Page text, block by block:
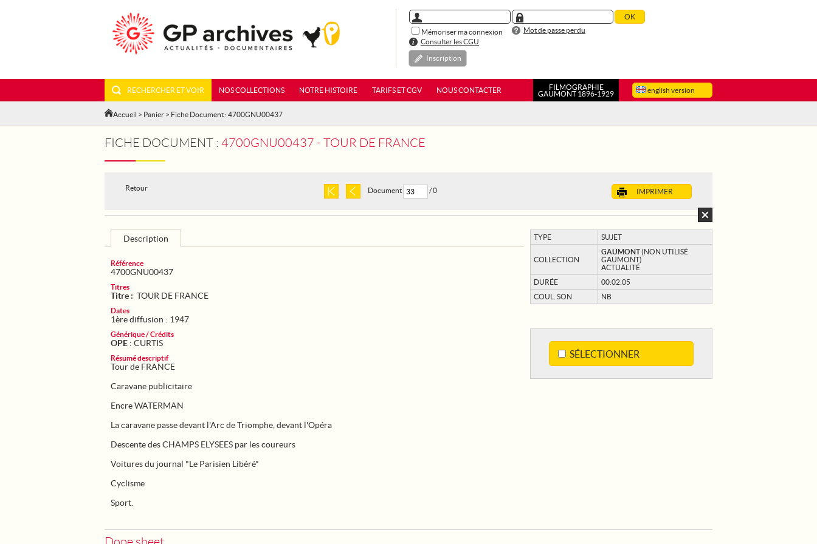
Mémoriser ma connexion
Mot de passe perdu
Consulter les CGU
Inscription
english version
RECHERCHER ET VOIR NOS COLLECTIONS NOTRE HISTOIRE TARIFS ET CGV NOUS CONTACTER
FILMOGRAPHIE
GAUMONT 1896-1929
Accueil > Panier > Fiche Document : 4700GNU00437
FICHE DOCUMENT : 4700GNU00437 - TOUR DE FRANCE
Retour IMPRIMER
Document / 0
TYPE SUJET
COLLECTION
GAUMONT(NON UTILISÉ
GAUMONT)
ACTUALITÉ
DURÉE
00:02:05
COUL. SON
NB
SÉLECTIONNER
Description
Référence
4700GNU00437
Titres
Titre : TOUR DE FRANCE
Dates
1ère diffusion : 1947
Générique / Crédits
OPE : CURTIS
Résumé descriptif
Tour de FRANCE
Caravane publicitaire
Encre WATERMAN
La caravane passe devant l'Arc de Triomphe, devant l'Opéra
Descente des CHAMPS ELYSEES par les coureurs
Voitures du journal "Le Parisien Libéré"
Cyclisme
Sport.